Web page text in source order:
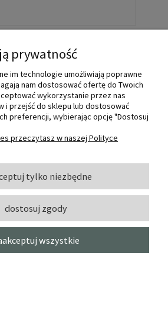
Colorex -
powiadom o
dostępności
prywatność
im technologie umożliwiają poprawne
nam dostosować ofertę do Twoich
wykorzystanie przez nas
i przejść do sklepu lub dostosować
preferencji, wybierając opcję "Dostosuj
przeczytasz w naszej Polityce
tylko niezbędne
dostosuj zgody
wszystkie